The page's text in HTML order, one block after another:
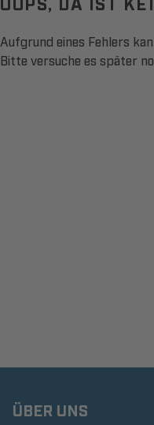
Aufgrund eines Fehlers
Bitte versuche es später
ÜBER UNS